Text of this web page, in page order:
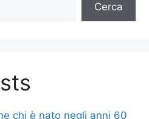
Cerca
chi è nato negli anni 60